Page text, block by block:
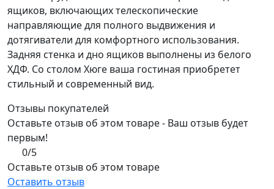
ящиков, включающих телескопические
направляющие для полного выдвижения и
дотягиватели для комфортного использования.
Задняя стенка и дно ящиков выполнены из белого
ХДФ. Со столом Хюге ваша гостиная приобретет
стильный и современный вид.
Отзывы покупателей
Оставьте отзыв об этом товаре - Ваш отзыв будет
первым!
0/5
Оставьте отзыв об этом товаре
Оставить отзыв